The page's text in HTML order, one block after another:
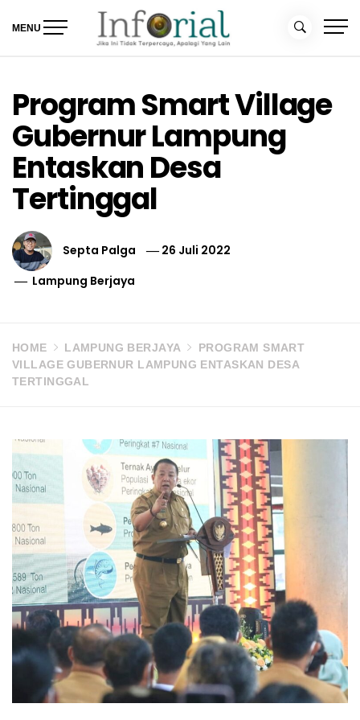
MENU
Program Smart Village
Gubernur Lampung
Entaskan Desa
Tertinggal
Septa Palga
26 Juli 2022
Lampung Berjaya
HOME LAMPUNG BERJAYA
PROGRAM SMART
VILLAGE GUBERNUR LAMPUNG ENTASKAN DESA
TERTINGGAL